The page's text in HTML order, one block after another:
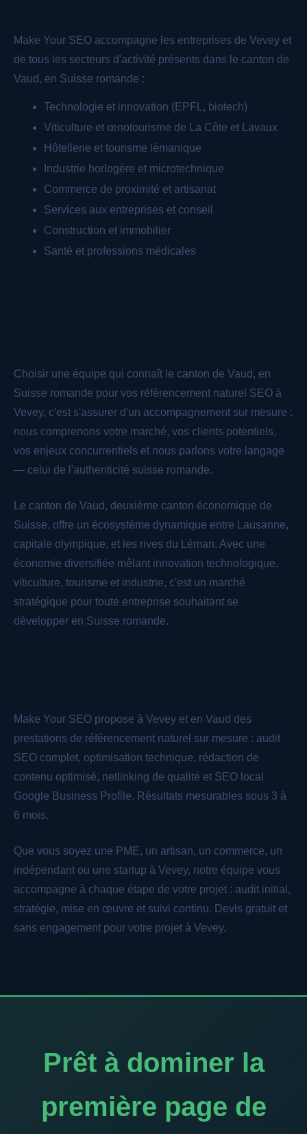
Make Your SEO accompagne les entreprises de Vevey et
de tous les secteurs d'activité présents dans le canton de
Vaud, en Suisse romande :
Technologie et innovation (EPFL, biotech)
Viticulture et œnotourisme de La Côte et Lavaux
Hôtellerie et tourisme lémanique
Industrie horlogère et microtechnique
Commerce de proximité et artisanat
Services aux entreprises et conseil
Construction et immobilier
Santé et professions médicales
Choisir une équipe qui connaît le canton de Vaud, en
Suisse romande pour vos référencement naturel SEO à
Vevey, c'est s'assurer d'un accompagnement sur mesure :
nous comprenons votre marché, vos clients potentiels,
vos enjeux concurrentiels et nous parlons votre langage
— celui de l'authenticité suisse romande.
Le canton de Vaud, deuxième canton économique de
Suisse, offre un écosystème dynamique entre Lausanne,
capitale olympique, et les rives du Léman. Avec une
économie diversifiée mêlant innovation technologique,
viticulture, tourisme et industrie, c'est un marché
stratégique pour toute entreprise souhaitant se
développer en Suisse romande.
Make Your SEO propose à Vevey et en Vaud des
prestations de référencement naturel sur mesure : audit
SEO complet, optimisation technique, rédaction de
contenu optimisé, netlinking de qualité et SEO local
Google Business Profile. Résultats mesurables sous 3 à
6 mois.
Que vous soyez une PME, un artisan, un commerce, un
indépendant ou une startup à Vevey, notre équipe vous
accompagne à chaque étape de votre projet : audit initial,
stratégie, mise en œuvre et suivi continu. Devis gratuit et
sans engagement pour votre projet à Vevey.
Prêt à dominer la
première page de